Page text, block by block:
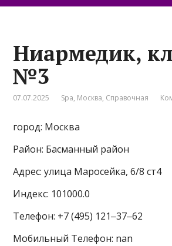
Ниармедик,
№3
07.07.2025 Spa, Москва, Справочная
город: Москва
Район: Басманный район
Адрес: улица Маросейка, 6/8 ст4
Индекс: 101000.0
Телефон: +7 (495) 121‒37‒62
Мобильный Телефон: nan